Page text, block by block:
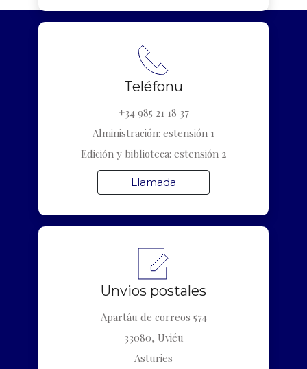
Teléfonu
+34 985 21 18 37
Alministración: estensión 1
Edición y biblioteca: estensión 2
Llamada
Unvios postales
Apartáu de correos 574
33080, Uviéu
Asturies